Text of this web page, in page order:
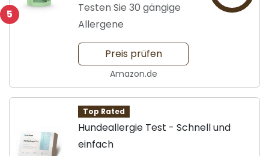
5
Testen Sie 30 gängige
Allergene
Preis prüfen
Amazon.de
Top Rated
Hundeallergie Test - Schnell und
einfach